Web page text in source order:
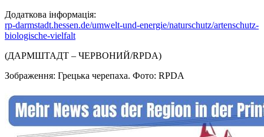
Додаткова інформація:
rp-darmstadt.hessen.de/umwelt-und-energie/naturschutz/artenschutz-
biologische-vielfalt
(ДАРМШТАДТ – ЧЕРВОНИЙ/RPDA)
Зображення: Грецька черепаха. Фото: RPDA